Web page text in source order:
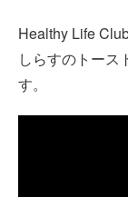
Healthy Life
しらすのトース
す。